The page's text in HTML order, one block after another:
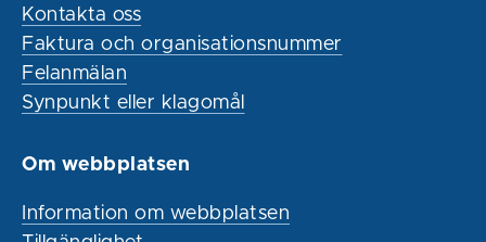
Kontakta oss
Faktura och organisationsnummer
Felanmälan
Synpunkt eller klagomål
Om webbplatsen
Information om webbplatsen